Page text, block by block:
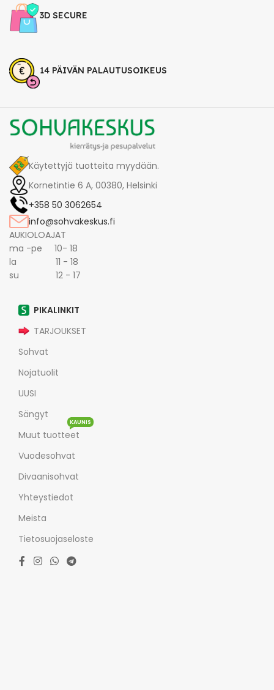
3D SECURE
14 PÄIVÄN PALAUTUSOIKEUS
Käytettyjä tuotteita myydään.
Kornetintie 6 A, 00380, Helsinki
+358 50 3062654
info@sohvakeskus.fi
AUKIOLOAJAT
ma -pe 10- 18
la 11 - 18
su 12 - 17
PIKALINKIT
TARJOUKSET
Sohvat
Nojatuolit
UUSI
Sängyt
Muut tuotteet
KAUNIS
Vuodesohvat
Divaanisohvat
Yhteystiedot
Meista
Tietosuojaseloste